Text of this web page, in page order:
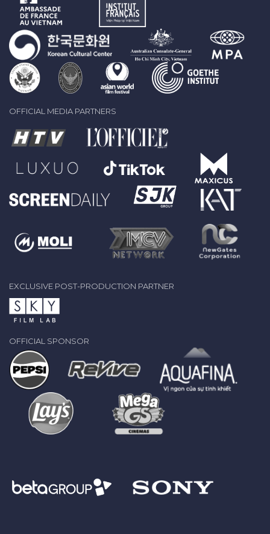
OFFICIAL MEDIA PARTNERS
EXCLUSIVE POST-PRODUCTION PARTNER
OFFICIAL SPONSOR